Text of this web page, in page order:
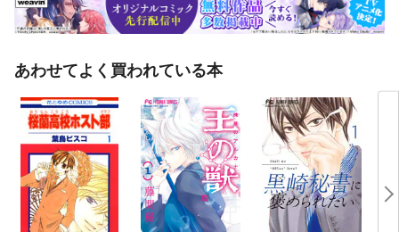
あわせてよく買われている本